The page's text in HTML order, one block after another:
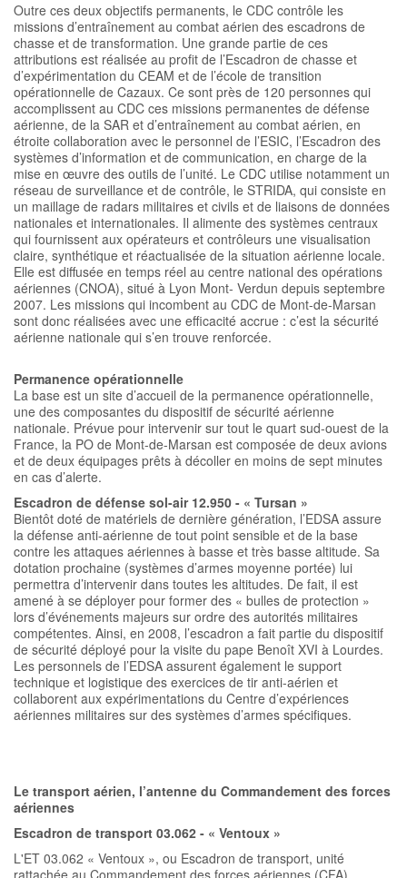
Outre ces deux objectifs permanents, le CDC contrôle les
missions d’entraînement au combat aérien des escadrons de
chasse et de transformation. Une grande partie de ces
attributions est réalisée au profit de l’Escadron de chasse et
d’expérimentation du CEAM et de l’école de transition
opérationnelle de Cazaux. Ce sont près de 120 personnes qui
accomplissent au CDC ces missions permanentes de défense
aérienne, de la SAR et d’entraînement au combat aérien, en
étroite collaboration avec le personnel de l’ESIC, l’Escadron des
systèmes d’information et de communication, en charge de la
mise en œuvre des outils de l’unité. Le CDC utilise notamment un
réseau de surveillance et de contrôle, le STRIDA, qui consiste en
un maillage de radars militaires et civils et de liaisons de données
nationales et internationales. Il alimente des systèmes centraux
qui fournissent aux opérateurs et contrôleurs une visualisation
claire, synthétique et réactualisée de la situation aérienne locale.
Elle est diffusée en temps réel au centre national des opérations
aériennes (CNOA), situé à Lyon Mont- Verdun depuis septembre
2007. Les missions qui incombent au CDC de Mont-de-Marsan
sont donc réalisées avec une efficacité accrue : c’est la sécurité
aérienne nationale qui s’en trouve renforcée.
Permanence opérationnelle
La base est un site d’accueil de la permanence opérationnelle,
une des composantes du dispositif de sécurité aérienne
nationale. Prévue pour intervenir sur tout le quart sud-ouest de la
France, la PO de Mont-de-Marsan est composée de deux avions
et de deux équipages prêts à décoller en moins de sept minutes
en cas d’alerte.
Escadron de défense sol-air 12.950 - « Tursan »
Bientôt ­doté de matériels de dernière génération, l’EDSA assure
la défense anti-aérienne de tout point sensible et de la base
contre les attaques aériennes à basse et très basse altitude. Sa
dotation prochaine (systèmes d’armes moyenne portée) lui
permettra d’intervenir dans toutes les altitudes. De fait, il est
amené à se déployer pour former des « bulles de protection »
lors d’événements majeurs sur ordre des autorités militaires
compétentes. Ainsi, en 2008, l’escadron a fait partie du dispositif
de sécurité déployé pour la visite du pape Benoît XVI à Lourdes.
Les personnels de l’EDSA assurent également le support
technique et logistique des exercices de tir anti-aérien et
collaborent aux expérimentations du Centre d’expériences
aériennes militaires sur des systèmes d’armes spécifiques.
Le transport aérien, l’antenne du Commandement des forces
aériennes
Escadron de transport 03.062 - « Ventoux »
L'ET 03.062 « Ventoux », ou Escadron de transport, unité
rattachée au Commandement des forces aériennes (CFA),